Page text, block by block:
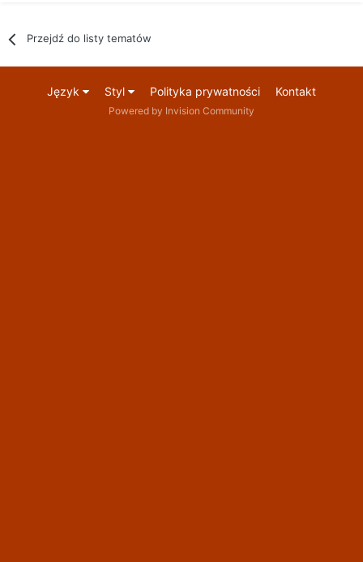
Przejdź do listy tematów
Język Styl Polityka prywatności Kontakt
Powered by Invision Community